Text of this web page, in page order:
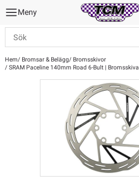
Meny
Hem Bromsar & Belägg
Bromsskivor
SRAM Paceline 140mm Road 6-Bult | Bromsskiva